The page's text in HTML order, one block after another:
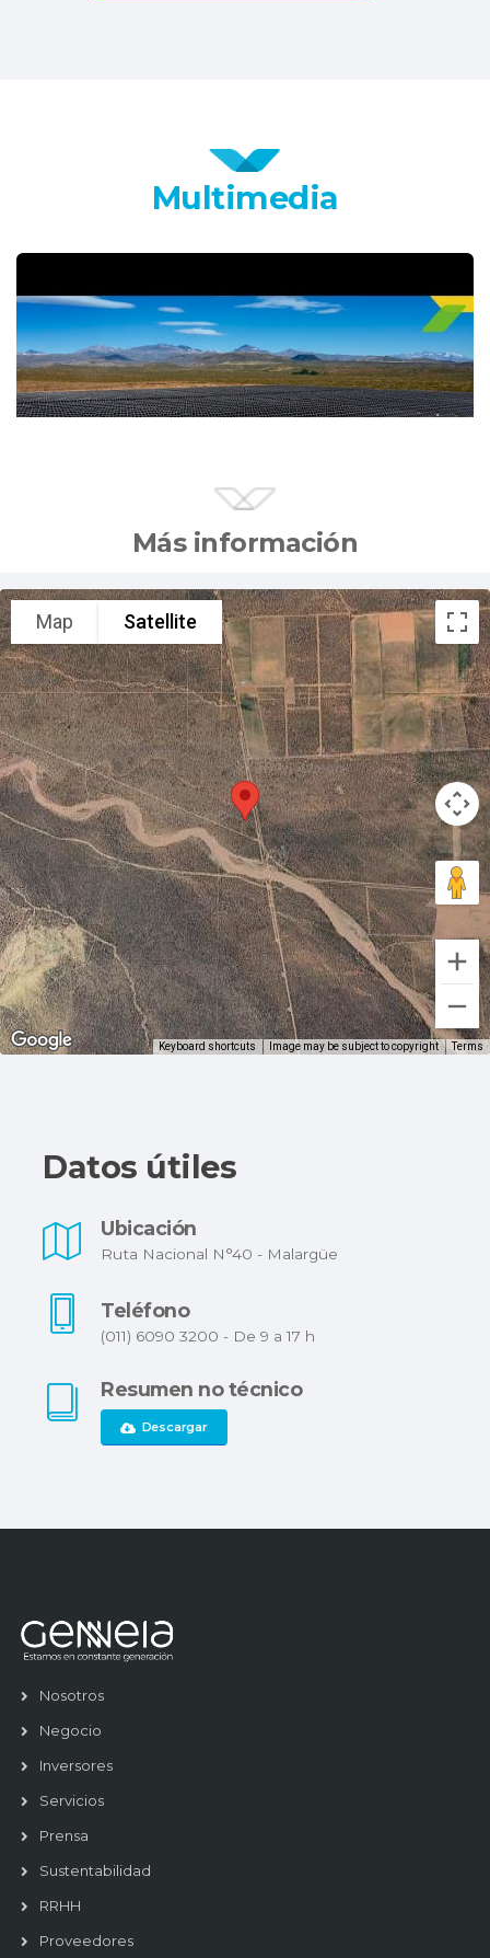
Multimedia
Más información
Map Satellite
Keyboard shortcuts Image may be subject to copyright Terms
Datos útiles
Ubicación
Ruta Nacional N°40 - Malargüe
Teléfono
(011) 6090 3200 - De 9 a 17 h
Resumen no técnico
Descargar
Nosotros
Negocio
Inversores
Servicios
Prensa
Sustentabilidad
RRHH
Proveedores